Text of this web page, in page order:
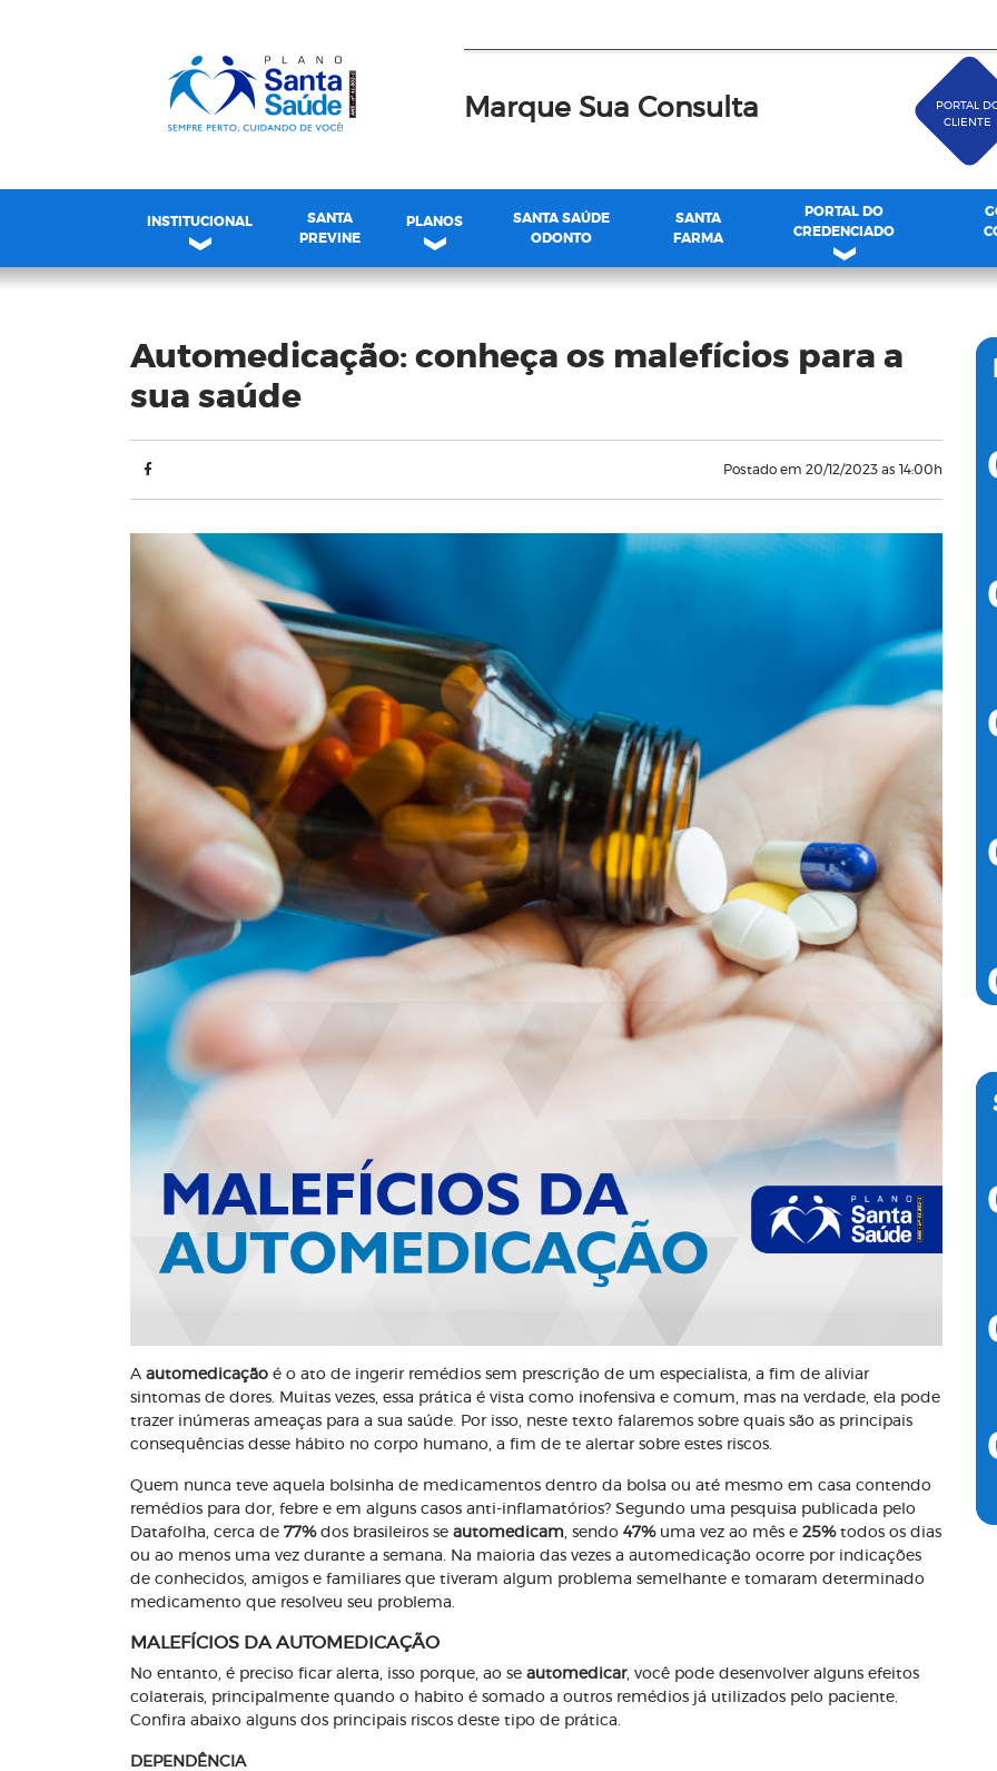
Marque Sua Consulta
PORTAL
CLIENTE
INSTITUCIONAL
SANTA
PREVINE
PLANOS
SANTA SAÚDE
ODONTO
SANTA
FARMA
PORTAL DO
CREDENCIADO
Blog
Automedicação: conheça os malefícios para a
sua saúde
Postado em 20/12/2023 as 14:00h
A automedicação é o ato de ingerir remédios sem prescrição de um especialista, a fim de aliviar
sintomas de dores. Muitas vezes, essa prática é vista como inofensiva e comum, mas na verdade, ela pode
trazer inúmeras ameaças para a sua saúde. Por isso, neste texto falaremos sobre quais são as principais
consequências desse hábito no corpo humano, a fim de te alertar sobre estes riscos.
Quem nunca teve aquela bolsinha de medicamentos dentro da bolsa ou até mesmo em casa contendo
remédios para dor, febre e em alguns casos anti-inflamatórios? Segundo uma pesquisa publicada pelo
Datafolha, cerca de 77%dos brasileiros se automedicam, sendo 47%uma vez ao mês e 25%todos os dias
ou ao menos uma vez durante a semana. Na maioria das vezes a automedicação ocorre por indicações
de conhecidos, amigos e familiares que tiveram algum problema semelhante e tomaram determinado
medicamento que resolveu seu problema.
MALEFÍCIOS DA AUTOMEDICAÇÃO
No entanto, é preciso ficar alerta, isso porque, ao se automedicar, você pode desenvolver alguns efeitos
colaterais, principalmente quando o habito é somado a outros remédios já utilizados pelo paciente.
Confira abaixo alguns dos principais riscos deste tipo de prática.
DEPENDÊNCIA